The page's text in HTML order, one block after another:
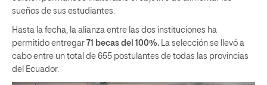
sueños de sus estudiantes.
Hasta la fecha, la alianza entre las dos instituciones ha
permitido entregar 71 becas del 100%. La selección se llevó a
cabo entre un total de 655 postulantes de todas las provincias
del Ecuador.